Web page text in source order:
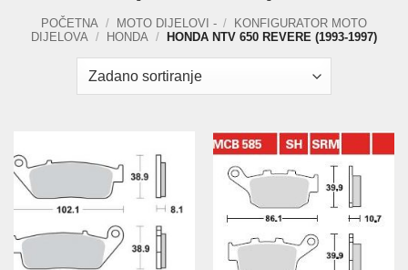
POČETNA / MOTO DIJELOVI - /
KONFIGURATOR MOTO
DIJELOVA / HONDA / HONDA NTV 650 REVERE (1993-1997)